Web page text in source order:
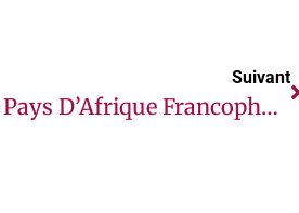
Suivant
Dix Pays D’Afrique Francophone Renforcent Leurs Capacités Régionales Dans La Lutte Contre Les Stupéfiants